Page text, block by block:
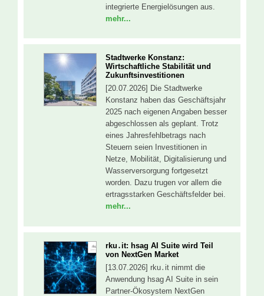
integrierte Energielösungen aus.
mehr...
Stadtwerke Konstanz:
Wirtschaftliche Stabilität und
Zukunftsinvestitionen
[20.07.2026] Die Stadtwerke
Konstanz haben das Geschäftsjahr
2025 nach eigenen Angaben besser
abgeschlossen als geplant. Trotz
eines Jahresfehlbetrags nach
Steuern seien Investitionen in
Netze, Mobilität, Digitalisierung und
Wasserversorgung fortgesetzt
worden. Dazu trugen vor allem die
ertragsstarken Geschäftsfelder bei.
mehr...
rku․it: hsag AI Suite wird Teil
von NextGen Market
[13.07.2026] rku․it nimmt die
Anwendung hsag AI Suite in sein
Partner-Ökosystem NextGen